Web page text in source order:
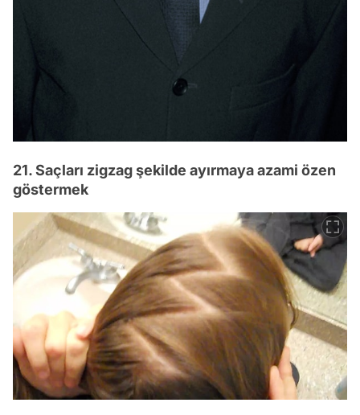
21. Saçları zigzag şekilde ayırmaya azami özen
göstermek